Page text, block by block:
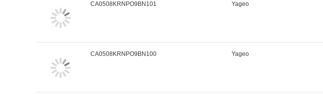
CA0508KRNPO9BN101 Yageo
CA0508KRNPO9BN100 Yageo